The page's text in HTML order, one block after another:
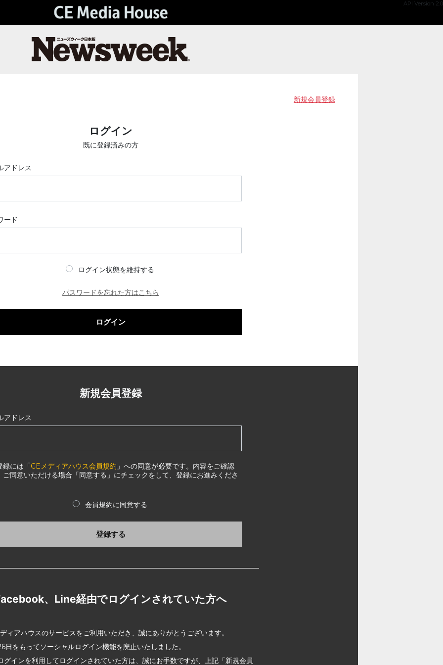
API Version 2.0
新規会員登録
ログイン
既に登録済みの方
アドレス
ード
ログイン状態を維持する
パスワードを忘れた方はこちら
ログイン
新規会員登録
アドレス
録には「CEメディアハウス会員規約 」への同意が必要です。内容をご確認
ご同意いただける場合「同意する」にチェックをして、登録にお進みくださ
会員規約に同意する
登録する
、Line経由でログインされていた方へ
ィアハウスのサービスをご利用いただき、誠にありがとうございます。
日をもってソーシャルログイン機能を廃止いたしました。
グインを利用してログインされていた方は、誠にお手数ですが、上記「新規会員